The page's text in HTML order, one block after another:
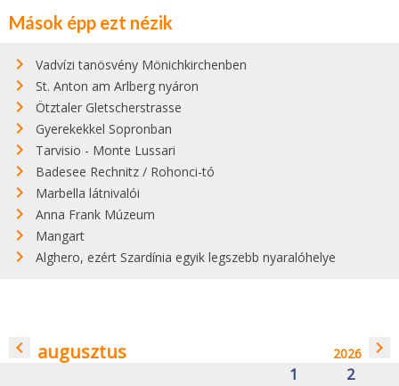
Mások épp ezt nézik
Vadvízi tanösvény Mönichkirchenben
St. Anton am Arlberg nyáron
Ötztaler Gletscherstrasse
Gyerekekkel Sopronban
Tarvisio - Monte Lussari
Badesee Rechnitz / Rohonci-tó
Marbella látnivalói
Anna Frank Múzeum
Mangart
Alghero, ezért Szardínia egyik legszebb nyaralóhelye
navigate_before augusztus 2026 navigate_next
1
2